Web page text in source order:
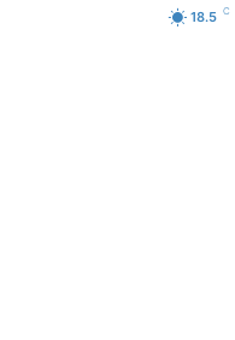
18.5 C